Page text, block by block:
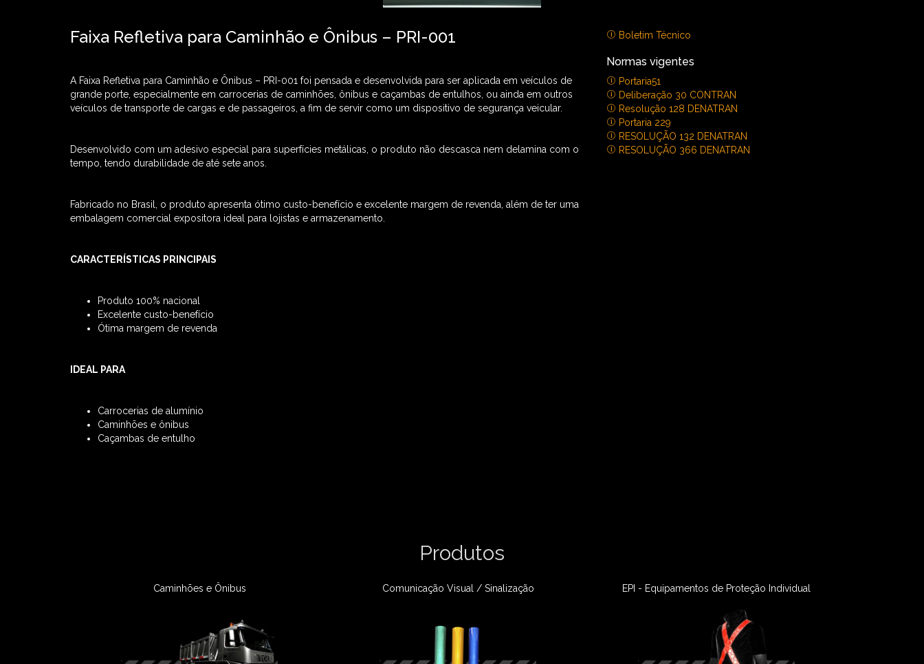
Faixa Refletiva para Caminhão e Ônibus – PRI-001
A Faixa Refletiva para Caminhão e Ônibus – PRI-001 foi pensada e desenvolvida para ser aplicada em veículos de
grande porte, especialmente em carrocerias de caminhões, ônibus e caçambas de entulhos, ou ainda em outros
veículos de transporte de cargas e de passageiros, a fim de servir como um dispositivo de segurança veicular.
Desenvolvido com um adesivo especial para superfícies metálicas, o produto não descasca nem delamina com o
tempo, tendo durabilidade de até sete anos.
Fabricado no Brasil, o produto apresenta ótimo custo-benefício e excelente margem de revenda, além de ter uma
embalagem comercial expositora ideal para lojistas e armazenamento.
CARACTERÍSTICAS PRINCIPAIS
Produto 100% nacional
Excelente custo-benefício
Ótima margem de revenda
IDEAL PARA
Carrocerias de alumínio
Caminhões e ônibus
Caçambas de entulho
Boletim Técnico
Normas vigentes
Portaria51
Deliberação 30 CONTRAN
Resolução 128 DENATRAN
Portaria 229
RESOLUÇÃO 132 DENATRAN
RESOLUÇÃO 366 DENATRAN
Produtos
Caminhões e Ônibus Comunicação Visual / Sinalização EPI - Equipamentos de Proteção Individual